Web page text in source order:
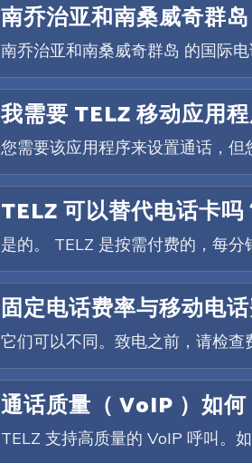
南乔治亚和南桑威奇群
南乔治亚和南桑威奇群岛 的国际
我需要 TELZ 移动应用
您需要该应用程序来设置通话，但
TELZ 可以替代电话卡吗
是的。 TELZ 是按需付费的，每
固定电话费率与移动电
它们可以不同。致电之前，请检查
通话质量（ VoIP ）如何
TELZ 支持高质量的 VoIP 呼叫。